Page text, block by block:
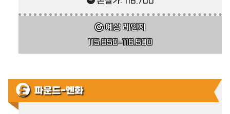
예상 레인지
115.850–116.500
파운드-엔화